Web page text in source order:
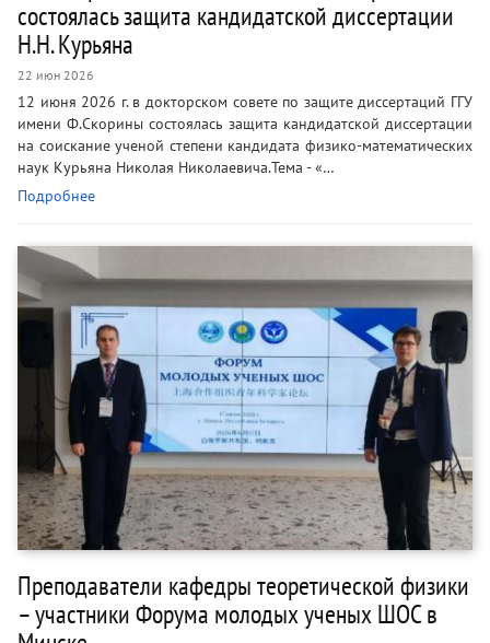
состоялась защита кандидатской диссертации
Н.Н. Курьяна
22 июн 2026
12 июня 2026 г. в докторском совете по защите диссертаций ГГУ
имени Ф.Скорины состоялась защита кандидатской диссертации
на соискание ученой степени кандидата физико-математических
наук Курьяна Николая Николаевича.Тема - «…
Подробнее
Преподаватели кафедры теоретической физики
– участники Форума молодых ученых ШОС в